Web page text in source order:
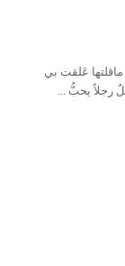
عَلقت بي
رجلاً يحبُّ ...